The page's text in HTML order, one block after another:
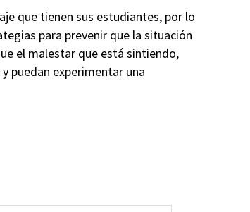
que tienen sus estudiantes, por lo
para prevenir que la situación
el malestar que está sintiendo,
puedan experimentar una